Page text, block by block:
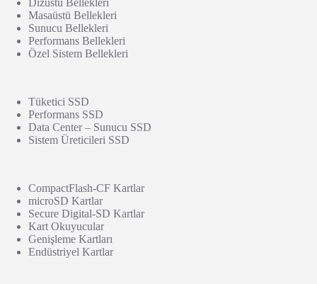
Dizüstü Bellekleri
Masaüstü Bellekleri
Sunucu Bellekleri
Performans Bellekleri
Özel Sistem Bellekleri
Tüketici SSD
Performans SSD
Data Center – Sunucu SSD
Sistem Üreticileri SSD
CompactFlash-CF Kartlar
microSD Kartlar
Secure Digital-SD Kartlar
Kart Okuyucular
Genişleme Kartları
Endüstriyel Kartlar